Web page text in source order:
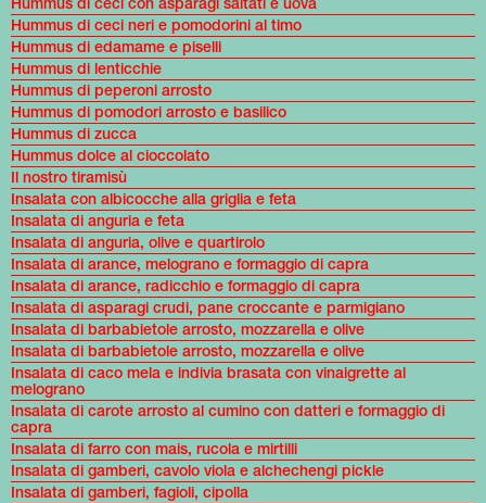
Hummus di ceci neri e pomodorini al timo
Hummus di edamame e piselli
Hummus di lenticchie
Hummus di peperoni arrosto
Hummus di pomodori arrosto e basilico
Hummus di zucca
Hummus dolce al cioccolato
Il nostro tiramisù
Insalata con albicocche alla griglia e feta
Insalata di anguria e feta
Insalata di anguria, olive e quartirolo
Insalata di arance, melograno e formaggio di capra
Insalata di arance, radicchio e formaggio di capra
Insalata di asparagi crudi, pane croccante e parmigiano
Insalata di barbabietole arrosto, mozzarella e olive
Insalata di barbabietole arrosto, mozzarella e olive
Insalata di caco mela e indivia brasata con vinaigrette al
melograno
Insalata di carote arrosto al cumino con datteri e formaggio di
capra
Insalata di farro con mais, rucola e mirtilli
Insalata di gamberi, cavolo viola e alchechengi pickle
Insalata di gamberi, fagioli, cipolla